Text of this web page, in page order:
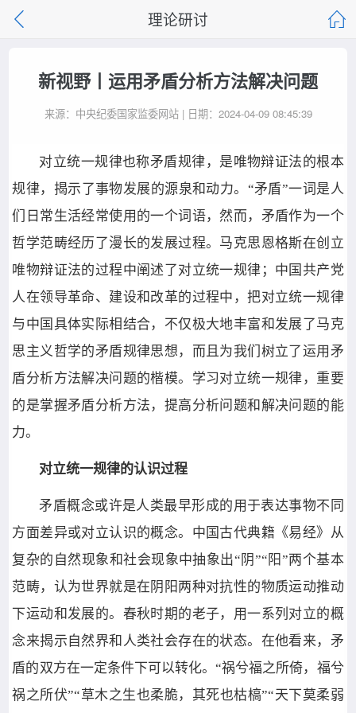
理论研讨
新视野丨运用矛盾分析方法解决问题
来源：中央纪委国家监委网站 | 日期：2024-04-09 08:45:39
对立统一规律也称矛盾规律，是唯物辩证法的根本
规律，揭示了事物发展的源泉和动力。“矛盾”一词是人
们日常生活经常使用的一个词语，然而，矛盾作为一个
哲学范畴经历了漫长的发展过程。马克思恩格斯在创立
唯物辩证法的过程中阐述了对立统一规律；中国共产党
人在领导革命、建设和改革的过程中，把对立统一规律
与中国具体实际相结合，不仅极大地丰富和发展了马克
思主义哲学的矛盾规律思想，而且为我们树立了运用矛
盾分析方法解决问题的楷模。学习对立统一规律，重要
的是掌握矛盾分析方法，提高分析问题和解决问题的能
力。
对立统一规律的认识过程
矛盾概念或许是人类最早形成的用于表达事物不同
方面差异或对立认识的概念。中国古代典籍《易经》从
复杂的自然现象和社会现象中抽象出“阴”“阳”两个基本
范畴，认为世界就是在阴阳两种对抗性的物质运动推动
下运动和发展的。春秋时期的老子，用一系列对立的概
念来揭示自然界和人类社会存在的状态。在他看来，矛
盾的双方在一定条件下可以转化。“祸兮福之所倚，福兮
祸之所伏”“草木之生也柔脆，其死也枯槁”“天下莫柔弱